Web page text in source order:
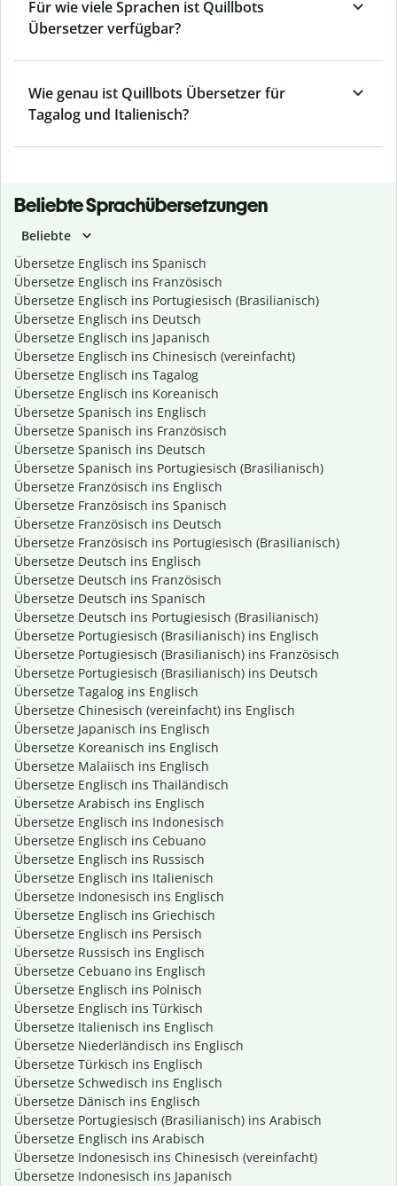
Für wie viele Sprachen ist Quillbots
Übersetzer verfügbar?
Wie genau ist Quillbots Übersetzer für
Tagalog und Italienisch?
Beliebte Sprachübersetzungen
Beliebte
Übersetze Englisch ins Spanisch
Übersetze Englisch ins Französisch
Übersetze Englisch ins Portugiesisch (Brasilianisch)
Übersetze Englisch ins Deutsch
Übersetze Englisch ins Japanisch
Übersetze Englisch ins Chinesisch (vereinfacht)
Übersetze Englisch ins Tagalog
Übersetze Englisch ins Koreanisch
Übersetze Spanisch ins Englisch
Übersetze Spanisch ins Französisch
Übersetze Spanisch ins Deutsch
Übersetze Spanisch ins Portugiesisch (Brasilianisch)
Übersetze Französisch ins Englisch
Übersetze Französisch ins Spanisch
Übersetze Französisch ins Deutsch
Übersetze Französisch ins Portugiesisch (Brasilianisch)
Übersetze Deutsch ins Englisch
Übersetze Deutsch ins Französisch
Übersetze Deutsch ins Spanisch
Übersetze Deutsch ins Portugiesisch (Brasilianisch)
Übersetze Portugiesisch (Brasilianisch) ins Englisch
Übersetze Portugiesisch (Brasilianisch) ins Französisch
Übersetze Portugiesisch (Brasilianisch) ins Deutsch
Übersetze Tagalog ins Englisch
Übersetze Chinesisch (vereinfacht) ins Englisch
Übersetze Japanisch ins Englisch
Übersetze Koreanisch ins Englisch
Übersetze Malaiisch ins Englisch
Übersetze Englisch ins Thailändisch
Übersetze Arabisch ins Englisch
Übersetze Englisch ins Indonesisch
Übersetze Englisch ins Cebuano
Übersetze Englisch ins Russisch
Übersetze Englisch ins Italienisch
Übersetze Indonesisch ins Englisch
Übersetze Englisch ins Griechisch
Übersetze Englisch ins Persisch
Übersetze Russisch ins Englisch
Übersetze Cebuano ins Englisch
Übersetze Englisch ins Polnisch
Übersetze Englisch ins Türkisch
Übersetze Italienisch ins Englisch
Übersetze Niederländisch ins Englisch
Übersetze Türkisch ins Englisch
Übersetze Schwedisch ins Englisch
Übersetze Dänisch ins Englisch
Übersetze Portugiesisch (Brasilianisch) ins Arabisch
Übersetze Englisch ins Arabisch
Übersetze Indonesisch ins Chinesisch (vereinfacht)
Übersetze Indonesisch ins Japanisch